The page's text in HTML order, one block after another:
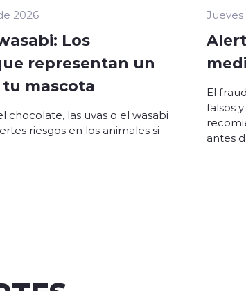
2026
Los
representan un
mascota
chocolate, las uvas o el wasabi
riesgos en los animales si
El
falsos
antes